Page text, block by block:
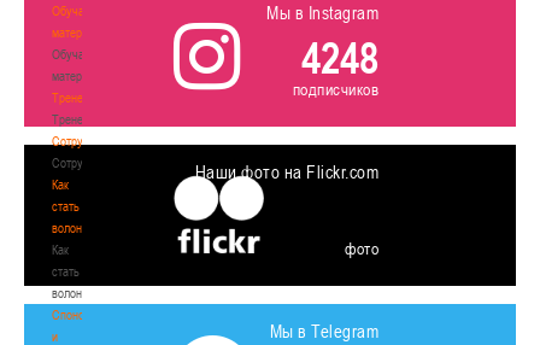
Обучающие
материалы
Обучающие
материалы
Тренерам
Тренерам
Сотрудничество
Сотрудничество
Как
стать
волонтером
Как
стать
волонтером
Спонсоры
и
Мы в Instagram
4248
подписчиков
Наши фото на Flickr.com
фото
Мы в Telegram